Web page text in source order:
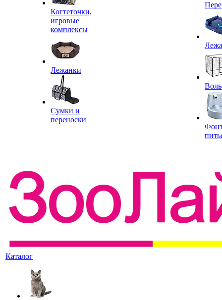
Когтеточки,
игровые
комплексы
Лежанки
Сумки и
переноски
Каталог